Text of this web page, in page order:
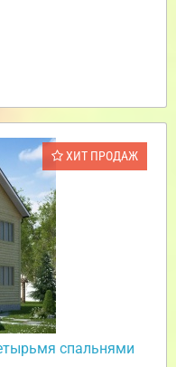
ХИТ ПРОДАЖ
спальнями